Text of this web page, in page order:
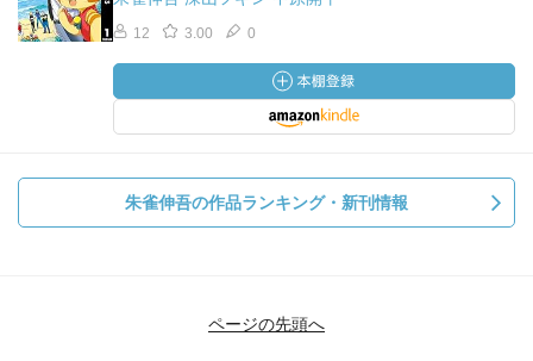
12 3.00 0
朱雀伸吾の作品ランキング・新刊情報
ページの先頭へ